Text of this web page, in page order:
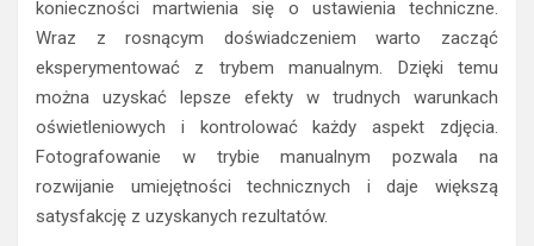
konieczności martwienia się o ustawienia techniczne.
Wraz z rosnącym doświadczeniem warto zacząć
eksperymentować z trybem manualnym. Dzięki temu
można uzyskać lepsze efekty w trudnych warunkach
oświetleniowych i kontrolować każdy aspekt zdjęcia.
Fotografowanie w trybie manualnym pozwala na
rozwijanie umiejętności technicznych i daje większą
satysfakcję z uzyskanych rezultatów.